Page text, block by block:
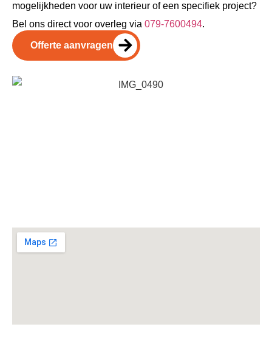
mogelijkheden voor uw interieur of een specifiek project?
Bel ons direct voor overleg via 079-7600494.
Offerte aanvragen